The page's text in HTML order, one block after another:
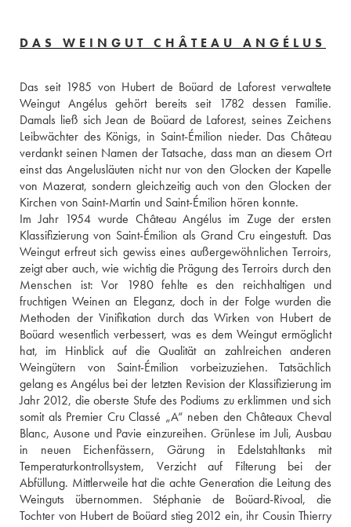
DAS WEINGUT CHÂTEAU ANGÉLUS
Das seit 1985 von Hubert de Boüard de Laforest verwaltete
Weingut Angélus gehört bereits seit 1782 dessen Familie.
Damals ließ sich Jean de Boüard de Laforest, seines Zeichens
Leibwächter des Königs, in Saint-Émilion nieder. Das Château
verdankt seinen Namen der Tatsache, dass man an diesem Ort
einst das Angelusläuten nicht nur von den Glocken der Kapelle
von Mazerat, sondern gleichzeitig auch von den Glocken der
Kirchen von Saint-Martin und Saint-Émilion hören konnte.
Im Jahr 1954 wurde Château Angélus im Zuge der ersten
Klassifizierung von Saint-Émilion als Grand Cru eingestuft. Das
Weingut erfreut sich gewiss eines außergewöhnlichen Terroirs,
zeigt aber auch, wie wichtig die Prägung des Terroirs durch den
Menschen ist: Vor 1980 fehlte es den reichhaltigen und
fruchtigen Weinen an Eleganz, doch in der Folge wurden die
Methoden der Vinifikation durch das Wirken von Hubert de
Boüard wesentlich verbessert, was es dem Weingut ermöglicht
hat, im Hinblick auf die Qualität an zahlreichen anderen
Weingütern von Saint-Émilion vorbeizuziehen. Tatsächlich
gelang es Angélus bei der letzten Revision der Klassifizierung im
Jahr 2012, die oberste Stufe des Podiums zu erklimmen und sich
somit als Premier Cru Classé „A“ neben den Châteaux Cheval
Blanc, Ausone und Pavie einzureihen. Grünlese im Juli, Ausbau
in neuen Eichenfässern, Gärung in Edelstahltanks mit
Temperaturkontrollsystem, Verzicht auf Filterung bei der
Abfüllung. Mittlerweile hat die achte Generation die Leitung des
Weinguts übernommen. Stéphanie de Boüard-Rivoal, die
Tochter von Hubert de Boüard stieg 2012 ein, ihr Cousin Thierry